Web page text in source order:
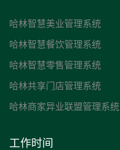
哈林智慧美业管理系统
哈林智慧餐饮管理系统
哈林智慧零售管理系统
哈林共享门店管理系统
哈林商家异业联盟管理系统
工作时间